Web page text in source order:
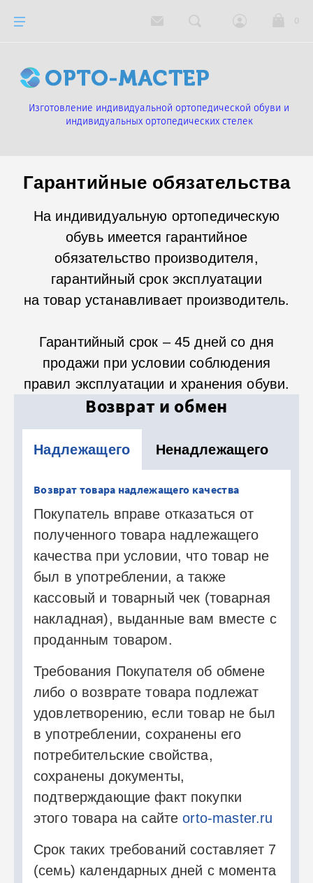
Изготовление индивидуальной ортопедической обуви и
индивидуальных ортопедических стелек
Обувь ортопедическая для ДЕТЕЙ
Обувь ортопедическая для ПОДРОСТКОВ
Гарантийные обязательства
На индивидуальную ортопедическую
обувь имеется гарантийное
обязательство производителя,
гарантийный срок эксплуатации
на товар устанавливает производитель.
Гарантийный срок – 45 дней со дня
продажи при условии соблюдения
правил эксплуатации и хранения обуви.
Возврат и обмен
Надлежащего Ненадлежащего
Возврат товара надлежащего качества
Покупатель вправе отказаться от
полученного товара надлежащего
качества при условии, что товар не
был в употреблении, а также
кассовый и товарный чек (товарная
накладная), выданные вам вместе с
проданным товаром.
Требования Покупателя об обмене
либо о возврате товара подлежат
удовлетворению, если товар не был
в употреблении, сохранены его
потребительские свойства,
сохранены документы,
подтверждающие факт покупки
этого товара на сайтеorto-master.ru
Срок таких требований составляет 7
(семь) календарных дней с момента